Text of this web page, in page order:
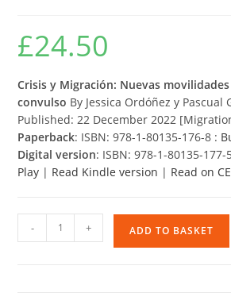
£24.50
Crisis y Migración: Nuevas
convulso By Jessica Ordóñez y Pascual
Published: 22 December 2022
Paperback: ISBN: 978-1-80135-176-8 :
Digital version: ISBN: 978-1-80135-177-
Play | Read Kindle version | Read on
y
- + ADD TO BASKET